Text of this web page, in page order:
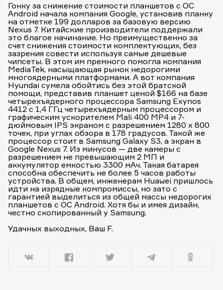
Гонку за снижение стоимости планшетов с ОС
Android начала компания Google, установив планку
на отметке 199 долларов за базовую версию
Nexus 7. Китайские производители поддержали
это благое начинание. Но преимущественно за
счет снижения стоимости комплектующих, без
зазрения совести используя самые дешевые
чипсеты. В этом им премного помогла компания
MediaTek, насыщающая рынок недорогими
многоядерными платформами. А вот компания
Hyundai сумела обойтись без этой братской
помощи, представив планшет ценой $166 на базе
четырехъядерного процессора Samsung Exynos
4412 с 1,4 ГГц четырехъядерным процессором и
графическим ускорителем Mali 400 MP4 и 7-
дюймовым IPS экраном с разрешением 1280 х 800
точек, при углах обзора в 178 градусов. Такой же
процессор стоит в Samsung Galaxy S3, а экран в
Google Nexus 7. Из минусов — две камеры с
разрешением не превышающим 2 МП и
аккумулятор емкостью 3300 мАч. Такая батарея
способна обеспечить не более 5 часов работы
устройства. В общем, инженерам Huawei пришлось
идти на изрядные компромиссы, но зато с
гарантией выделиться из общей массы недорогих
планшетов с ОС Android. Хотя бы и имея дизайн,
честно скопированный у Samsung.
Удачных выходных, Ваш F.